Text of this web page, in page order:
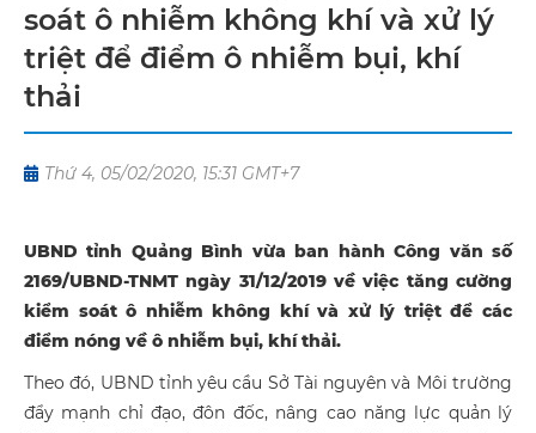
soát ô nhiễm không khí và xử lý
triệt để điểm ô nhiễm bụi, khí
thải
Thứ 4, 05/02/2020, 15:31 GMT+7
UBND tỉnh Quảng Bình vừa ban hành Công văn số
2169/UBND-TNMT ngày 31/12/2019 về việc tăng cường
kiểm soát ô nhiễm không khí và xử lý triệt để các
điểm nóng về ô nhiễm bụi, khí thải.
Theo đó, UBND tỉnh yêu cầu Sở Tài nguyên và Môi trường
đẩy mạnh chỉ đạo, đôn đốc, nâng cao năng lực quản lý